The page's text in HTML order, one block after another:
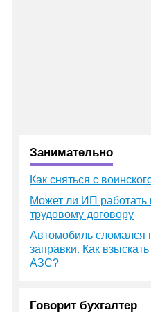
Занимательно
Как сняться с
Может ли ИП работать
трудовому договору
Автомобиль сломался
заправки. Как
АЗС?
Говорит бухгалтер